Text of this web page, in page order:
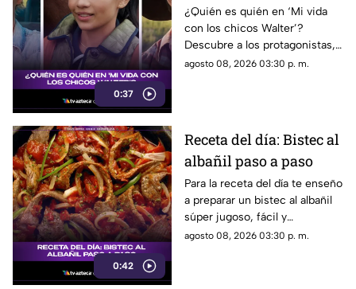
0:37
Walter'? Conoce a todos
los personajes
¿Quién es quién en ‘Mi vida
con los chicos Walter’?
Descubre a los protagonistas,
conoce sus historias y
agosto 08, 2026 03:30 p. m.
0:42
Receta del día: Bistec al
albañil paso a paso
Para la receta del día te enseño
a preparar un bistec al albañil
súper jugoso, fácil y
económico que le va a
agosto 08, 2026 03:30 p. m.